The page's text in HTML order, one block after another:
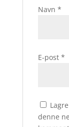
Navn *
E-post *
denne